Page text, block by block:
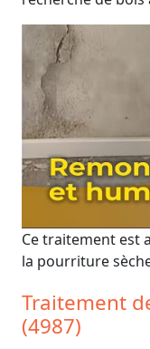
Ce traitement est
la pourriture
Traitement
(4987)